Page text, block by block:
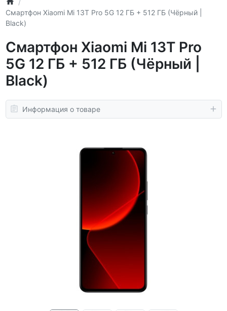
Смартфон Xiaomi Mi 13T Pro 5G 12 ГБ + 512 ГБ (Чёрный |
Black)
Смартфон Xiaomi Mi 13T Pro
5G 12 ГБ + 512 ГБ (Чёрный |
Black)
Информация о товаре